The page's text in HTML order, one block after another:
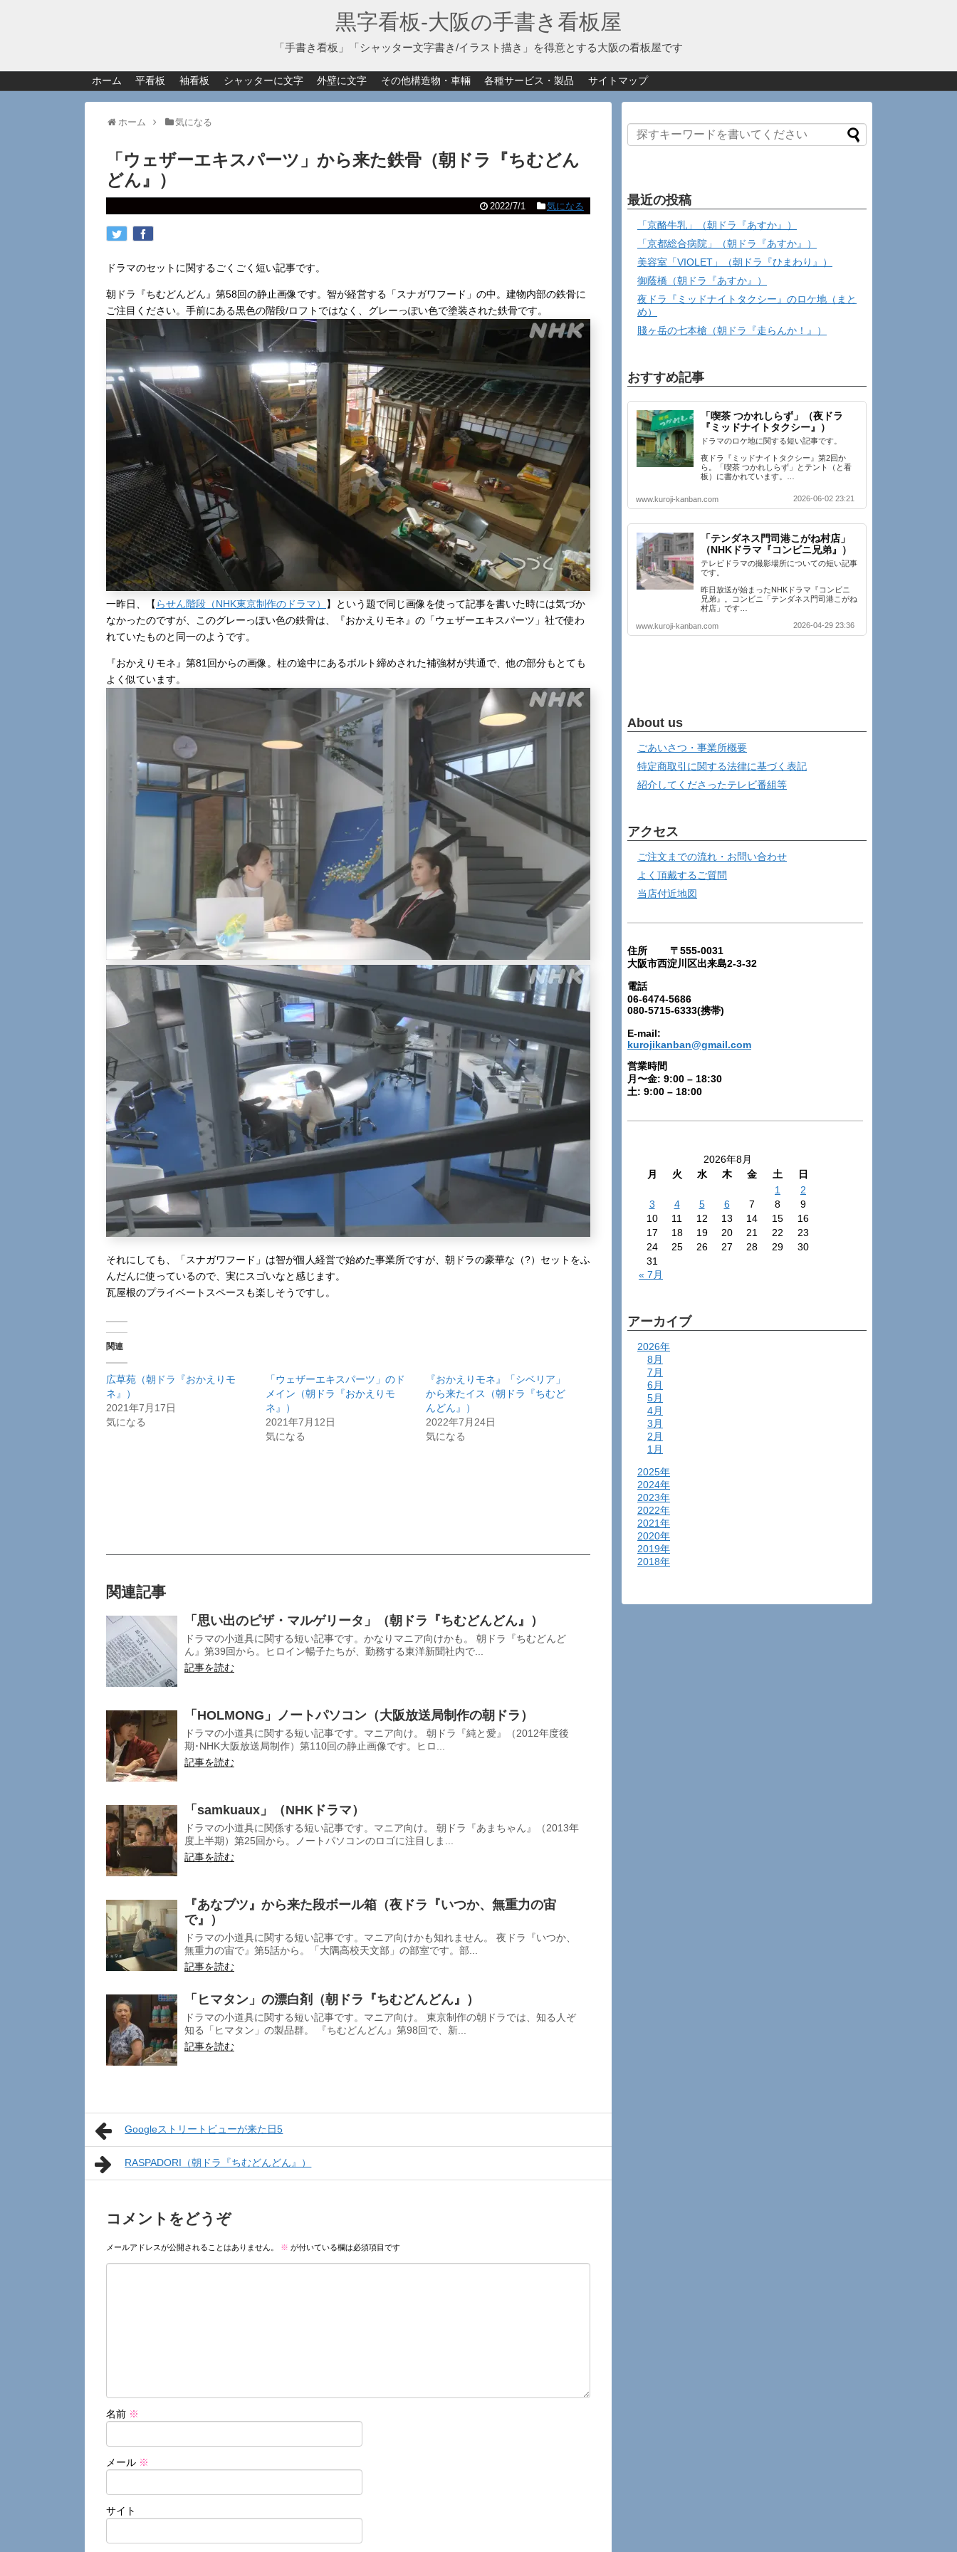
黒字看板‐大阪の手書き看板屋
「手書き看板」「シャッター文字書き/イラスト描き」を得意とする大阪の看板屋です
ホーム 平看板 袖看板 シャッターに文字 外壁に文字 その他構造物・車輛 各種サービス・製品 サイトマップ
ホーム 気になる
「ウェザーエキスパーツ」から来た鉄骨（朝ドラ『ちむどん
どん』）
2022/7/1 気になる
ドラマのセットに関するごくごく短い記事です。
朝ドラ『ちむどんどん』第58回の静止画像です。智が経営する「スナガワフード」の中。建物内部の鉄骨に
ご注目ください。手前にある黒色の階段/ロフトではなく、グレーっぽい色で塗装された鉄骨です。
一昨日、【 らせん階段（NHK東京制作のドラマ）
】という題で同じ画像を使って記事を書いた時には気づか
なかったのですが、このグレーっぽい色の鉄骨は、『おかえりモネ』の「ウェザーエキスパーツ」社で使わ
れていたものと同一のようです。
『おかえりモネ』第81回からの画像。柱の途中にあるボルト締めされた補強材が共通で、他の部分もとても
よく似ています。
それにしても、「スナガワフード」は智が個人経営で始めた事業所ですが、朝ドラの豪華な（?）セットをふ
んだんに使っているので、実にスゴいなと感じます。
瓦屋根のプライベートスペースも楽しそうですし。
関連
広草苑（朝ドラ『おかえりモ
ネ』）
2021年7月17日
気になる
「ウェザーエキスパーツ」のド
メイン（朝ドラ『おかえりモ
ネ』）
2021年7月12日
気になる
『おかえりモネ』「シベリア」
から来たイス（朝ドラ『ちむど
んどん』）
2022年7月24日
気になる
関連記事
「思い出のピザ・マルゲリータ」（朝ドラ『ちむどんどん』）
ドラマの小道具に関する短い記事です。かなりマニア向けかも。 朝ドラ『ちむどんど
ん』第39回から。ヒロイン暢子たちが、勤務する東洋新聞社内で...
記事を読む
「HOLMONG」ノートパソコン（大阪放送局制作の朝ドラ）
ドラマの小道具に関する短い記事です。マニア向け。 朝ドラ『純と愛』（2012年度後
期･NHK大阪放送局制作）第110回の静止画像です。ヒロ...
記事を読む
「samkuaux」（NHKドラマ）
ドラマの小道具に関係する短い記事です。マニア向け。 朝ドラ『あまちゃん』（2013年
度上半期）第25回から。ノートパソコンのロゴに注目しま...
記事を読む
『あなブツ』から来た段ボール箱（夜ドラ『いつか、無重力の宙
で』）
ドラマの小道具に関する短い記事です。マニア向けかも知れません。 夜ドラ『いつか、
無重力の宙で』第5話から。「大隅高校天文部」の部室です。部...
記事を読む
「ヒマタン」の漂白剤（朝ドラ『ちむどんどん』）
ドラマの小道具に関する短い記事です。マニア向け。 東京制作の朝ドラでは、知る人ぞ
知る「ヒマタン」の製品群。 『ちむどんどん』第98回で、新...
記事を読む
Googleストリートビューが来た日5
RASPADORI（朝ドラ『ちむどんどん』）
コメントをどうぞ
メールアドレスが公開されることはありません。 ※ が付いている欄は必須項目です
名前 ※
メール ※
サイト
最近の投稿
「京酪牛乳」（朝ドラ『あすか』）
「京都総合病院」（朝ドラ『あすか』）
美容室「VIOLET」（朝ドラ『ひまわり』）
御蔭橋（朝ドラ『あすか』）
夜ドラ『ミッドナイトタクシー』のロケ地（まと
め）
賤ヶ岳の七本槍（朝ドラ『走らんか！』）
おすすめ記事
「喫茶 つかれしらず」（夜ドラ
『ミッドナイトタクシー』）
ドラマのロケ地に関する短い記事です。
夜ドラ『ミッドナイトタクシー』第2回か
ら。「喫茶 つかれしらず」とテント（と看
板）に書かれています。…
www.kuroji-kanban.com 2026-06-02 23:21
「テンダネス門司港こがね村店」
（NHKドラマ『コンビニ兄弟』）
テレビドラマの撮影場所についての短い記事
です。
昨日放送が始まったNHKドラマ『コンビニ
兄弟』。コンビニ「テンダネス門司港こがね
村店」です…
www.kuroji-kanban.com 2026-04-29 23:36
About us
ごあいさつ・事業所概要
特定商取引に関する法律に基づく表記
紹介してくださったテレビ番組等
アクセス
ご注文までの流れ・お問い合わせ
よく頂戴するご質問
当店付近地図
住所 〒555-0031
大阪市西淀川区出来島2-3-32
電話
06-6474-5686
080-5715-6333(携帯)
E-mail:
kurojikanban@gmail.com
営業時間
月〜金: 9:00 – 18:30
土: 9:00 – 18:00
2026年8月
月
火 水 木 金 土
日
1
2
3
4 5 6 7 8
9
10
11 12 13 14 15
16
17
18 19 20 21 22
23
24
25 26 27 28 29
30
31
« 7月
アーカイブ
2026年
8月
7月
6月
5月
4月
3月
2月
1月
2025年
2024年
2023年
2022年
2021年
2020年
2019年
2018年